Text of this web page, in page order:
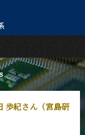
紀さん（宮島研
English